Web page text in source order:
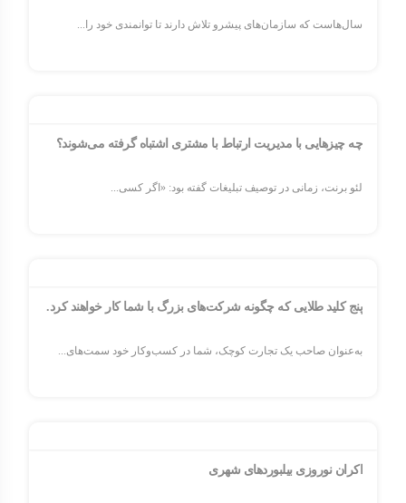
سال‌هاست که سازمان‌های پیشرو تلاش دارند تا توانمندی خود را...
چه چیزهایی با مدیریت ارتباط با مشتری اشتباه گرفته می‌شوند؟
لئو برنت، زمانی در توصیف تبلیغات گفته بود: «اگر کسی...
پنج کلید طلایی که چگونه شرکت‌های بزرگ با شما کار خواهند کرد.
به‌عنوان صاحب یک تجارت کوچک، شما در کسب‌وکار خود سمت‌های...
اکران نوروزی بیلبوردهای شهری